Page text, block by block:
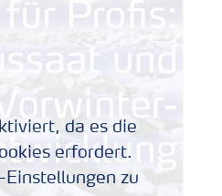
da es die
erfordert.
zu